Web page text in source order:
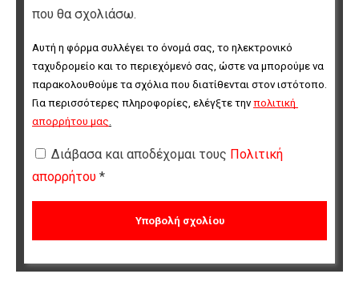
που θα σχολιάσω.
Αυτή η φόρμα συλλέγει το όνομά σας, το ηλεκτρονικό
ταχυδρομείο και το περιεχόμενό σας, ώστε να μπορούμε να
παρακολουθούμε τα σχόλια που διατίθενται στον ιστότοπο.
Για περισσότερες πληροφορίες, ελέγξτε την πολιτική
απορρήτου μας
Διάβασα και αποδέχομαι τους Πολιτική
απορρήτου *